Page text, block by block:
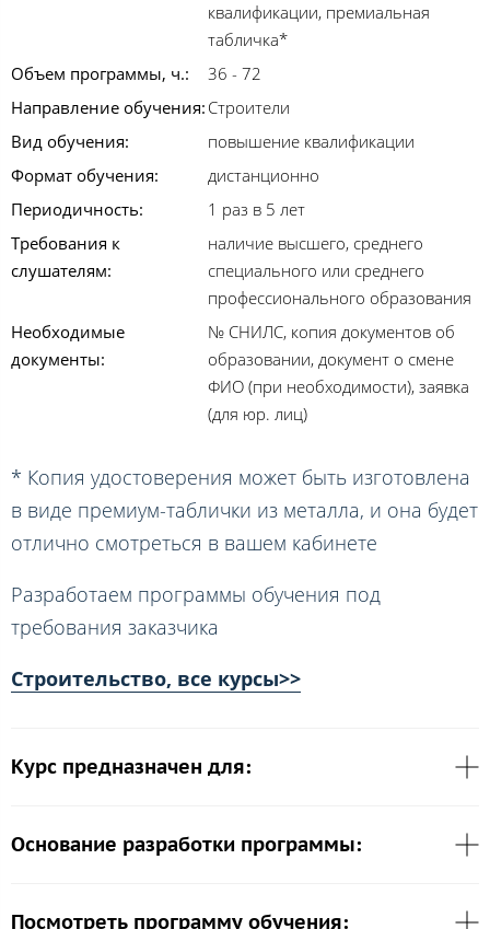
квалификации, премиальная
табличка*
Объем программы, ч.:
36 - 72
Направление обучения: Строители
Вид обучения:
повышение квалификации
Формат обучения:
дистанционно
Периодичность:
1 раз в 5 лет
Требования к
слушателям:
наличие высшего, среднего
специального или среднего
профессионального образования
Необходимые
документы:
№ СНИЛС, копия документов об
образовании, документ о смене
ФИО (при необходимости), заявка
(для юр. лиц)
* Копия удостоверения может быть изготовлена
в виде премиум-таблички из металла, и она будет
отлично смотреться в вашем кабинете
Разработаем программы обучения под
требования заказчика
Строительство, все курсы>>
Курс предназначен для:
Основание разработки программы:
Посмотреть программу обучения: